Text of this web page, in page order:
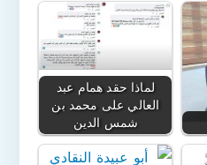
لماذا حقد همام عبد
العالي على محمد بن
شمس الدين